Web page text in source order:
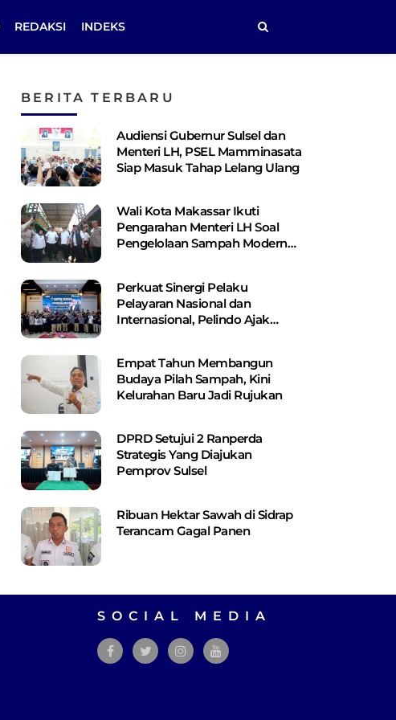
REDAKSI INDEKS
BERITA TERBARU
Audiensi Gubernur Sulsel dan
Menteri LH, PSEL Mamminasata
Siap Masuk Tahap Lelang Ulang
Wali Kota Makassar Ikuti
Pengarahan Menteri LH Soal
Pengelolaan Sampah Modern
Perkuat Sinergi Pelaku
Pelayaran Nasional dan
Internasional, Pelindo Ajak
Empat Tahun Membangun
Budaya Pilah Sampah, Kini
Kelurahan Baru Jadi Rujukan
DPRD Setujui 2 Ranperda
Strategis Yang Diajukan
Pemprov Sulsel
Ribuan Hektar Sawah di Sidrap
Terancam Gagal Panen
SOCIAL MEDIA